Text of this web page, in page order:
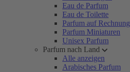
Eau de Parfum
Eau de Toilette
Parfum auf Rechnung
Parfum Miniaturen
Unisex Parfum
Parfum nach Land
Alle anzeigen
Arabisches Parfum